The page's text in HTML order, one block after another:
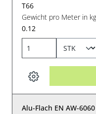
T66
Gewicht pro Meter in kg
0.12
Alu-Flach EN AW-